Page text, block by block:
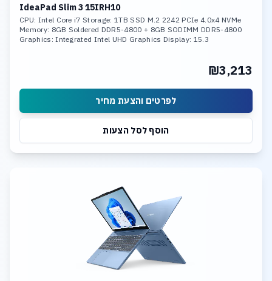
IdeaPad Slim 3 15IRH10
CPU: Intel Core i7 Storage: 1TB SSD M.2 2242 PCIe 4.0x4 NVMe
Memory: 8GB Soldered DDR5-4800 + 8GB SODIMM DDR5-4800
Graphics: Integrated Intel UHD Graphics Display: 15.3
₪3,213
לפרטים והצעת מחיר
הוסף לסל הצעות